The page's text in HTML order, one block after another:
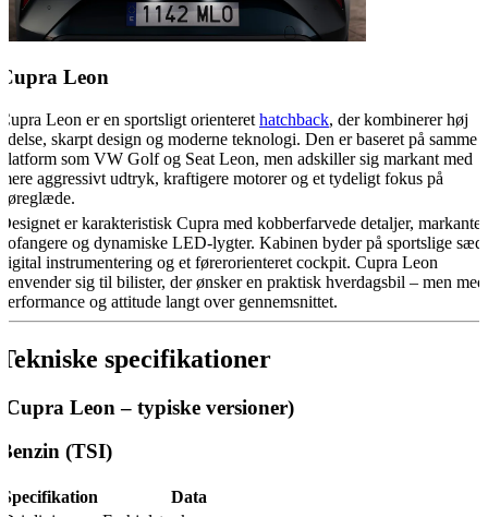
Cupra Leon
Cupra Leon er en sportsligt orienterethatchback, der kombinerer høj
ydelse, skarpt design og moderne teknologi. Den er baseret på samme
platform som VW Golf og Seat Leon, men adskiller sig markant med
mere aggressivt udtryk, kraftigere motorer og et tydeligt fokus på
køreglæde.
Designet er karakteristisk Cupra med kobberfarvede detaljer, markante
kofangere og dynamiske LED-lygter. Kabinen byder på sportslige
digital instrumentering og et førerorienteret cockpit. Cupra Leon
henvender sig til bilister, der ønsker en praktisk hverdagsbil – men med
performance og attitude langt over gennemsnittet.
Tekniske specifikationer
(Cupra Leon – typiske versioner)
Benzin (TSI)
Specifikation
Data